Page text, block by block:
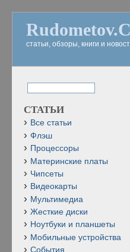
статьи, обзоры, книги и
СТАТЬИ
Все статьи
Флэш
Процессоры
Материнские платы
Чипсеты
Видеокарты
Мультимедиа
Жесткие диски
Ноутбуки и планшеты
Мобильные устройства
События